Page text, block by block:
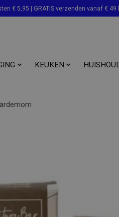
€ 5,95 | GRATIS verzenden vanaf € 49
KEUKEN